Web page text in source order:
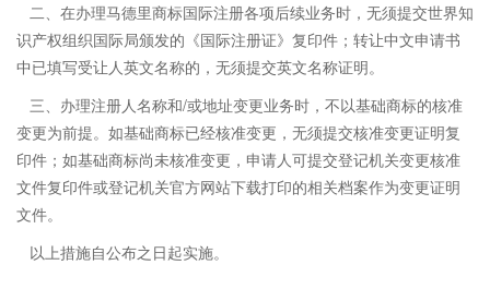
二、在办理马德里商标国际注册各项后续业务时，无须提交世界知
识产权组织国际局颁发的《国际注册证》复印件；转让中文申请书
中已填写受让人英文名称的，无须提交英文名称证明。
三、办理注册人名称和/或地址变更业务时，不以基础商标的核准
变更为前提。如基础商标已经核准变更，无须提交核准变更证明复
印件；如基础商标尚未核准变更，申请人可提交登记机关变更核准
文件复印件或登记机关官方网站下载打印的相关档案作为变更证明
文件。
以上措施自公布之日起实施。